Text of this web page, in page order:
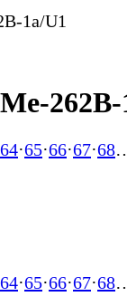
1a/U1
64·65·66·67·68
64·65·66·67·68